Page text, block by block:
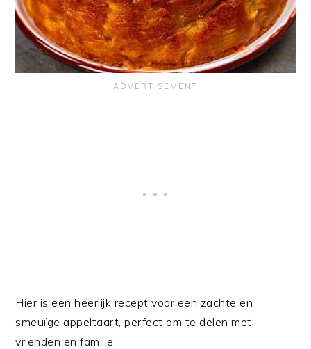
Hier is een heerlijk recept voor een zachte en
smeuïge appeltaart, perfect om te delen met
vrienden en familie: